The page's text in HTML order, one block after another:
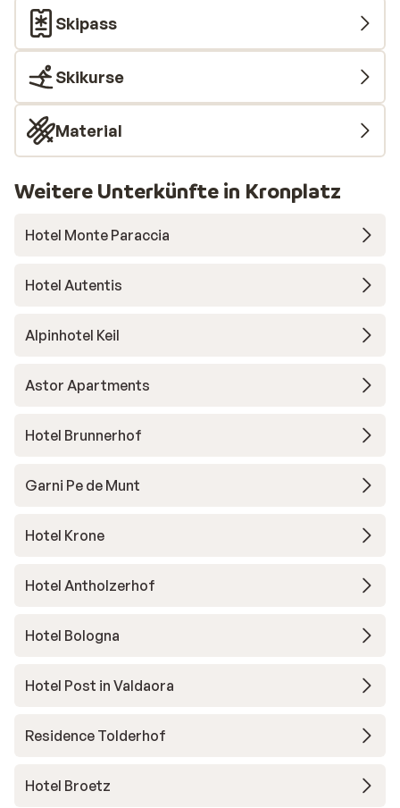
Skipass
Skikurse
Material
Weitere Unterkünfte in Kronplatz
Hotel Monte Paraccia
Hotel Autentis
Alpinhotel Keil
Astor Apartments
Hotel Brunnerhof
Garni Pe de Munt
Hotel Krone
Hotel Antholzerhof
Hotel Bologna
Hotel Post in Valdaora
Residence Tolderhof
Hotel Broetz